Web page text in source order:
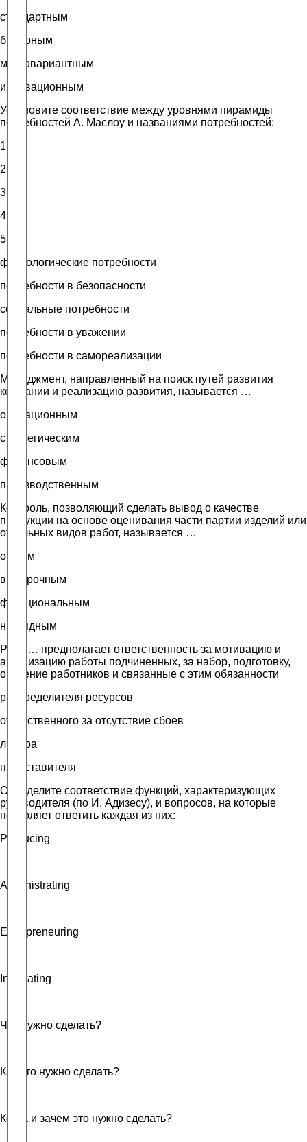
стандартным
бинарным
многовариантным
инновационным
Установите соответствие между уровнями пирамиды
потребностей А. Маслоу и названиями потребностей:
1
2
3
4
5
физиологические потребности
потребности в безопасности
социальные потребности
потребности в уважении
потребности в самореализации
Менеджмент, направленный на поиск путей развития
компании и реализацию развития, называется …
операционным
стратегическим
финансовым
производственным
Контроль, позволяющий сделать вывод о качестве
продукции на основе оценивания части партии изделий или
отдельных видов работ, называется …
общим
выборочным
функциональным
наглядным
Роль … предполагает ответственность за мотивацию и
активизацию работы подчиненных, за набор, подготовку,
обучение работников и связанные с этим обязанности
распределителя ресурсов
ответственного за отсутствие сбоев
лидера
представителя
Определите соответствие функций, характеризующих
руководителя (по И. Адизесу), и вопросов, на которые
позволяет ответить каждая из них:
Producing
Administrating
Entrepreneuring
Integrating
Что нужно сделать?
Как это нужно сделать?
Когда и зачем это нужно сделать?